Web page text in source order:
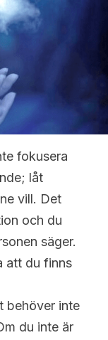
fokusera
låt
vill. Det
och du
säger.
att du finns
behöver inte
du inte är